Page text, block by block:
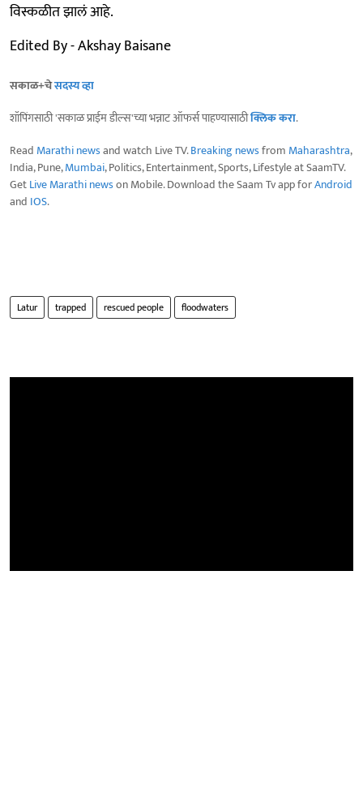
विस्कळीत झालं आहे.
Edited By - Akshay Baisane
सकाळ+चेसदस्य व्हा
शॉपिंगसाठी 'सकाळ प्राईम डील्स'च्या भन्नाट ऑफर्स पाहण्यासाठीक्लिक करा.
Read Marathi newsand watch Live TV.Breaking newsfrom Maharashtra,
India, Pune,Mumbai, Politics, Entertainment, Sports, Lifestyle at SaamTV.
GetLive Marathi newson Mobile. Download the Saam Tv app forAndroid
and IOS.
Latur trapped rescued people floodwaters